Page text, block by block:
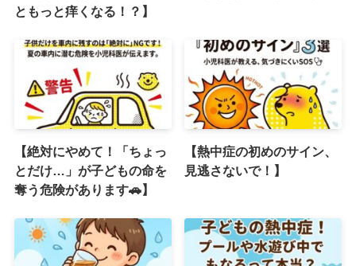
ともっと痒くなる！？】
【絶対にやめて！「ちょっ
とだけ…」が子どもの命を
奪う危険があります🚗】
【熱中症の初めのサイン、
見逃さないで！】